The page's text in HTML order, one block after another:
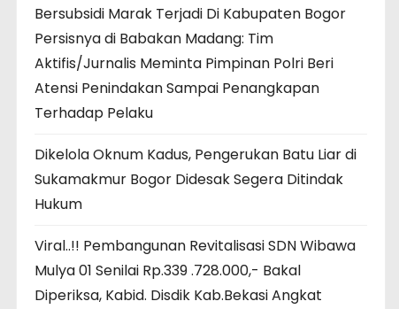
Bersubsidi Marak Terjadi Di Kabupaten Bogor
Persisnya di Babakan Madang: Tim
Aktifis/Jurnalis Meminta Pimpinan Polri Beri
Atensi Penindakan Sampai Penangkapan
Terhadap Pelaku
Dikelola Oknum Kadus, Pengerukan Batu Liar di
Sukamakmur Bogor Didesak Segera Ditindak
Hukum
Viral..!! Pembangunan Revitalisasi SDN Wibawa
Mulya 01 Senilai Rp.339 .728.000,- Bakal
Diperiksa, Kabid. Disdik Kab.Bekasi Angkat